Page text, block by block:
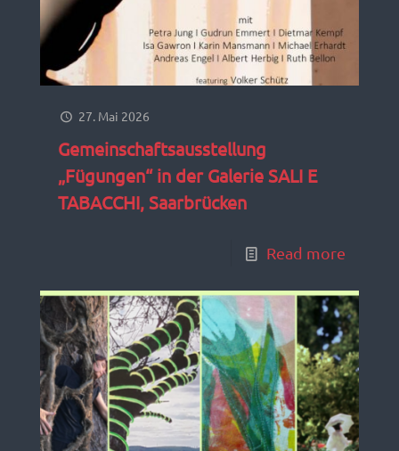
27. Mai 2026
Gemeinschaftsausstellung
„Fügungen“ in der Galerie SALI E
TABACCHI, Saarbrücken
Read more